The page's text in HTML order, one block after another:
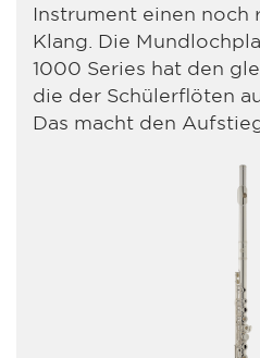
Instrument einen noch
Klang. Die
1000 Series hat den
die der Schülerflöten
Das macht den